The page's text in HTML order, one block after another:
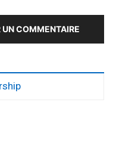
UN COMMENTAIRE